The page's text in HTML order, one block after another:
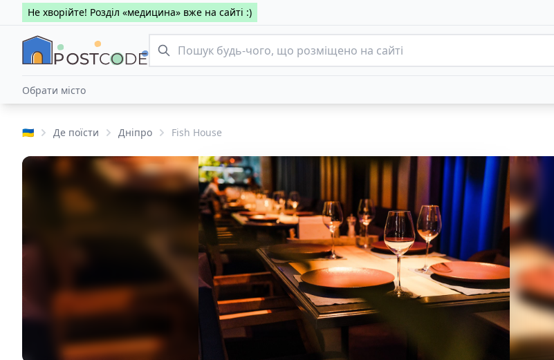
Не хворійте! Розділ «медицина» вже на сайті :)
Обрати місто
🇺🇦 Де поїсти Дніпро Fish House